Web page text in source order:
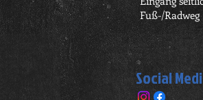
Fuß-/Radweg
Social